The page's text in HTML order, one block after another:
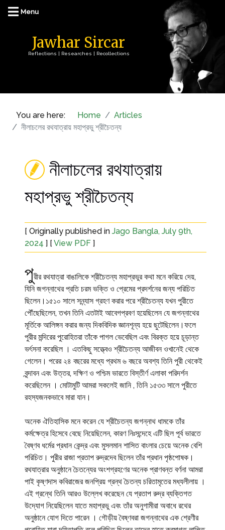
Jawhar Sircar
Reflections | Researches | Recollections
You are here: Home
Articles
নীলাচলের রথযাত্রায় মহাপ্রভু শ্রীচৈতন্য
নীলাচলের রথযাত্রায়
মহাপ্রভু শ্রীচৈতন্য
[ Originally published in Jago Bangla, July 9th,
2024 ] [ View PDF ]
পুরীর রথযাত্রা বাঙালিকে শ্রীচৈতন্য মহাপ্রভুর কথা মনে করিয়ে দেয়,
যিনি জগন্নাথের প্রতি চরম ভক্তি ও প্রেমের প্রদর্শনের জন্য পরিচিত
ছিলেন।১৫১০ সালে সন্ন্যাস গ্রহণ করার পরে শ্রীচৈতন্য যখন পুরীতে
পৌঁছেছিলেন, তখন তিনি এতটাই আবেগপ্রবণ হয়েছিলেন যে জগন্নাথের
মূর্তিকে আলিঙ্গন করার জন্য দিকবিদিক জ্ঞানশূন্য হয়ে ছুটেছিলেন।ফলে
পুরীর মন্দিরের পুরোহিতরা তাঁকে পাগল ভেবেছিল এবং বিরক্ত হয়ে চূড়ান্ত
ভর্ৎসনা করেছিল । এতকিছু সত্ত্বেও শ্রীচৈতন্য আজীবন ওখানেই থেকে
গেলেন। পরের ২৪ বছরের মধ্যে প্রথম ৬ বছরে অবশ্য তিনি পুরী থেকেই
বৃন্দাবন এবং উত্তর, দক্ষিণ ও পশ্চিম ভারতে বিস্তীর্ণ এলাকা পরিদর্শন
করেছিলেন । মোটামুটি আমরা সকলেই জানি , তিনি ১৫৩৩ সালে পুরীতে
রহস্যজনকভাবে মারা যান।
অনেক ঐতিহাসিক মনে করেন যে শ্রীচৈতন্য জগন্নাথ ধামকে তাঁর
কর্মক্ষেত্র হিসেবে বেছে নিয়েছিলেন, কারণ নিঃসন্দেহে এটি ছিল পূর্ব ভারতে
বৈষ্ণব ধর্মের প্রধান কেন্দ্র এবং মুসলমান শাসিত বাংলার চেয়ে অনেক বেশি
পরিচিত। পুরীর রাজা প্রতাপ রুদ্রদেব ছিলেন তাঁর প্রধান পৃষ্ঠপোষক।
রথযাত্রার অনুষ্ঠানে চৈতন্যের অংশগ্রহণের অনেক প্রাণবন্ত বর্ণনা আমরা
পাই কৃষ্ণদাস কবিরাজের জনপ্রিয় গ্রন্থ চৈতন্য চরিতামৃতের মধ্যলীলায় ।
এই গ্রন্থে তিনি আরও উল্লেখ করেছেন যে প্রতাপ রুদ্র ব্যক্তিগত
উদ্যোগ নিয়েছিলেন যাতে মহাপ্রভু এবং তাঁর অনুগামীরা অবাধে রথের
অনুষ্ঠানে যোগ দিতে পারেন । গৌড়ীয় বৈষ্ণবরা জগন্নাথের এক শ্রেণীর